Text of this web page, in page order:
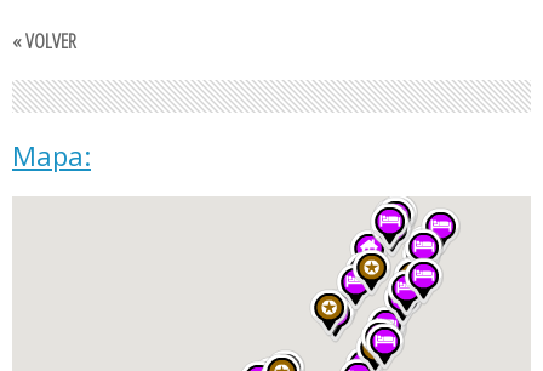
« VOLVER
Mapa: